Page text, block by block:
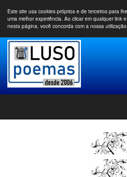
Este site usa cookies próprios e de terceiros para
uma melhor experiência. Ao clicar em qualquer link
nesta página, você concorda com a nossa